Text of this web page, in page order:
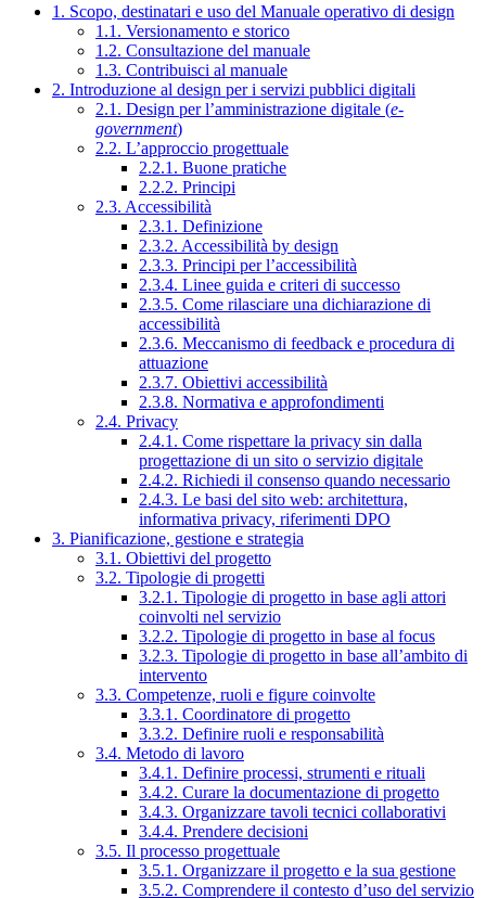
1. Scopo, destinatari e uso del Manuale operativo di design
1.1. Versionamento e storico
1.2. Consultazione del manuale
1.3. Contribuisci al manuale
2. Introduzione al design per i servizi pubblici digitali
2.1. Design per l’amministrazione digitale (e-
government)
2.2. L’approccio progettuale
2.2.1. Buone pratiche
2.2.2. Principi
2.3. Accessibilità
2.3.1. Definizione
2.3.2. Accessibilità by design
2.3.3. Principi per l’accessibilità
2.3.4. Linee guida e criteri di successo
2.3.5. Come rilasciare una dichiarazione di
accessibilità
2.3.6. Meccanismo di feedback e procedura di
attuazione
2.3.7. Obiettivi accessibilità
2.3.8. Normativa e approfondimenti
2.4. Privacy
2.4.1. Come rispettare la privacy sin dalla
progettazione di un sito o servizio digitale
2.4.2. Richiedi il consenso quando necessario
2.4.3. Le basi del sito web: architettura,
informativa privacy, riferimenti DPO
3. Pianificazione, gestione e strategia
3.1. Obiettivi del progetto
3.2. Tipologie di progetti
3.2.1. Tipologie di progetto in base agli attori
coinvolti nel servizio
3.2.2. Tipologie di progetto in base al focus
3.2.3. Tipologie di progetto in base all’ambito di
intervento
3.3. Competenze, ruoli e figure coinvolte
3.3.1. Coordinatore di progetto
3.3.2. Definire ruoli e responsabilità
3.4. Metodo di lavoro
3.4.1. Definire processi, strumenti e rituali
3.4.2. Curare la documentazione di progetto
3.4.3. Organizzare tavoli tecnici collaborativi
3.4.4. Prendere decisioni
3.5. Il processo progettuale
3.5.1. Organizzare il progetto e la sua gestione
3.5.2. Comprendere il contesto d’uso del servizio